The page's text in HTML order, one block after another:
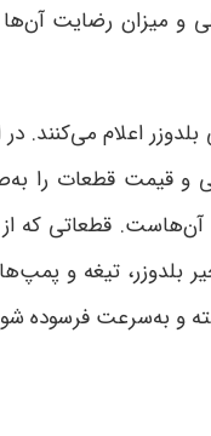
و میزان رضایت
اعلام می‌کنند.
و قیمت قطعات را
قطعاتی که از
بلدوزر، تیغه و
و به‌سرعت فرسوده